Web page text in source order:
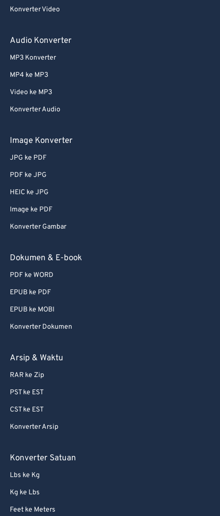
Konverter Video
Audio Konverter
MP3 Konverter
MP4 ke MP3
Video ke MP3
Konverter Audio
Image Konverter
JPG ke PDF
PDF ke JPG
HEIC ke JPG
Image ke PDF
Konverter Gambar
Dokumen & E-book
PDF ke WORD
EPUB ke PDF
EPUB ke MOBI
Konverter Dokumen
Arsip & Waktu
RAR ke Zip
PST ke EST
CST ke EST
Konverter Arsip
Konverter Satuan
Lbs ke Kg
Kg ke Lbs
Feet ke Meters